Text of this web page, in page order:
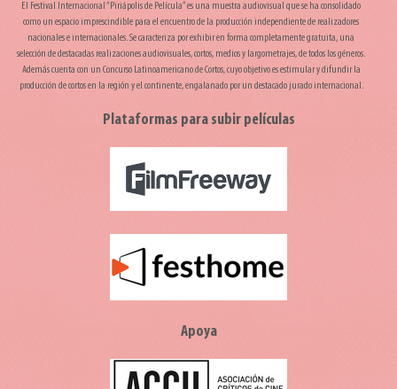
El Festival Internacional “Piriápolis de Película” es una muestra audiovisual que se ha consolidado
como un espacio imprescindible para el encuentro de la producción independiente de realizadores
nacionales e internacionales. Se caracteriza por exhibir en forma completamente gratuita, una
selección de destacadas realizaciones audiovisuales, cortos, medios y largometrajes, de todos los géneros.
Además cuenta con un Concurso Latinoamericano de Cortos, cuyo objetivo es estimular y difundir la
producción de cortos en la región y el continente, engalanado por un destacado jurado internacional.
Plataformas para subir películas
Apoya